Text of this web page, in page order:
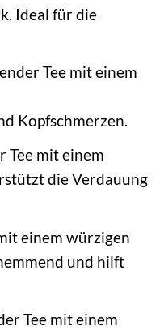
Ideal für die
Tee mit einem
Kopfschmerzen.
Tee mit einem
die Verdauung
einem würzigen
und hilft
Tee mit einem